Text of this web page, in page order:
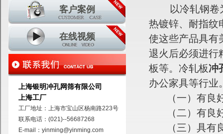
客户案例
在线视频
上海银明冲孔网筛有限公司
上海工厂
工厂地址：上海市宝山区杨南路223号
联系电话：(021)--56687268
E-mail：yinming@yinming.com
以冷轧钢卷为
热镀锌、耐指纹
使这些产品具有
退火后必须进行
板等。冷轧板冲
办公家具等行业
（一）有良
（二）有良好
（三）具有良